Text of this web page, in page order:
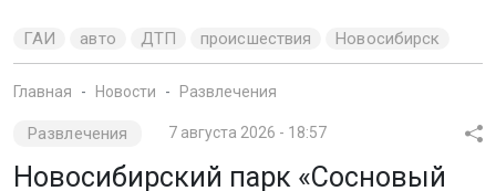
ГАИ авто ДТП происшествия Новосибирск
Главная Новости Развлечения
Развлечения 7 августа 2026 - 18:57
Новосибирский парк «Сосновый